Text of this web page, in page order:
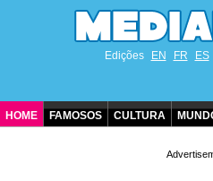
Edições EN FR ES
HOME FAMOSOS CULTURA